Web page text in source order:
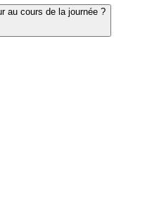
au cours de la journée ?